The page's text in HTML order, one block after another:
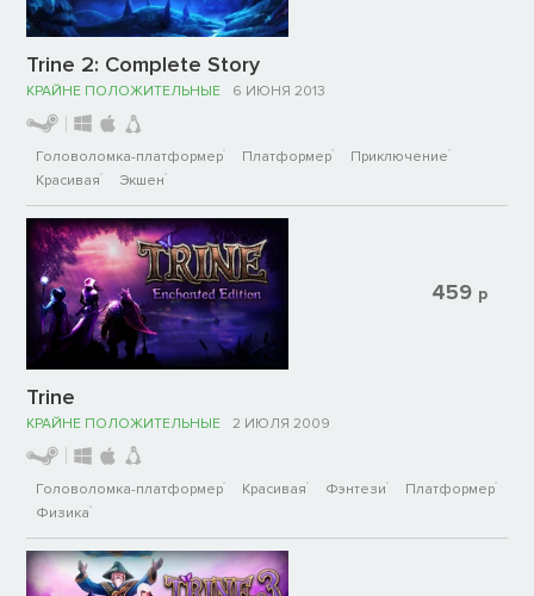
Trine 2: Complete Story
КРАЙНЕ ПОЛОЖИТЕЛЬНЫЕ 6 ИЮНЯ 2013
Головоломка-платформер Платформер
Приключение
Красивая
Экшен
Trine
КРАЙНЕ ПОЛОЖИТЕЛЬНЫЕ 2 ИЮЛЯ 2009
Головоломка-платформер Красивая Фэнтези
Платформер
Физика
459 р